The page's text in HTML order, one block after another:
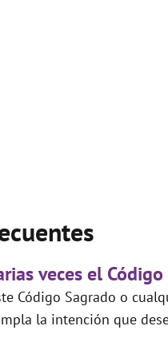
veces el
Código Sagrado o
la intención que